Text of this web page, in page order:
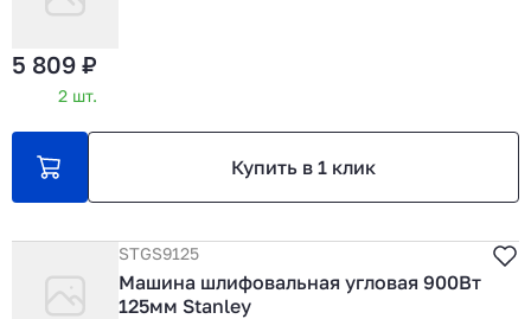
5 809 ₽
2 шт.
Купить в 1 клик
STGS9125
Машина шлифовальная угловая 900Вт
125мм Stanley